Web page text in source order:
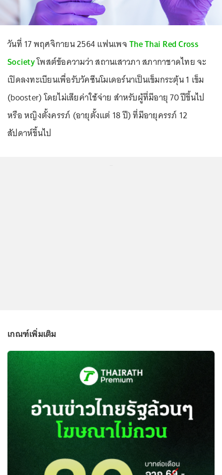
วันที่ 17 พฤศจิกายน 2564 แฟนเพจThe Thai Red Cross
Societyโพสต์ข้อความว่า สถานเสาวภา สภากาชาดไทย จะ
เปิดลงทะเบียนเพื่อรับวัคซีนโมเดอร์นาเป็นเข็มกระตุ้น 1 เข็ม
(booster) โดยไม่เสียค่าใช้จ่าย สำหรับผู้ที่มีอายุ 70 ปีขึ้นไป
หรือ หญิงตั้งครรภ์ (อายุตั้งแต่ 18 ปี) ที่มีอายุครรภ์ 12
สัปดาห์ขึ้นไป
เกณฑ์เพิ่มเติม